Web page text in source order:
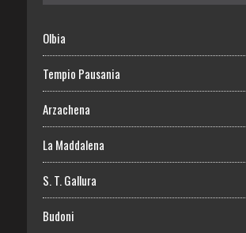
Olbia
Tempio Pausania
Arzachena
La Maddalena
S. T. Gallura
Budoni